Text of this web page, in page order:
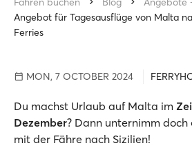
Angebot für Tagesausflüge von Malta
Ferries
MON, 7 OCTOBER 2024
Du machst Urlaub auf Malta im
Dezember? Dann unternimm doch
mit der Fähre nach Sizilien!